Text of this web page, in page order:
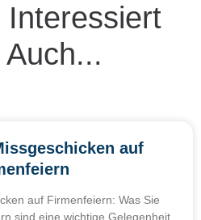
Interessiert
Auch...
auf
auf Firmenfeiern: Was Sie
sind eine wichtige Gelegenheit,